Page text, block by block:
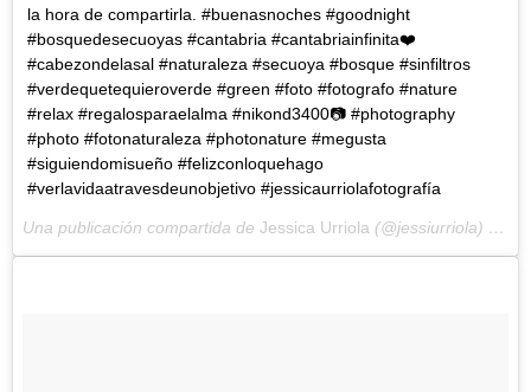
la hora de compartirla. #buenasnoches #goodnight
#bosquedesecuoyas #cantabria #cantabriainfinita❤️
#cabezondelasal #naturaleza #secuoya #bosque #sinfiltros
#verdequetequieroverde #green #foto #fotografo #nature
#relax #regalosparaelalma #nikond3400📷 #photography
#photo #fotonaturaleza #photonature #megusta
#siguiendomisueño #felizconloquehago
#verlavidaatravesdeunobjetivo #jessicaurriolafotografía
Una publicación compartida de Jessica Urriola (@jessiurriola) el